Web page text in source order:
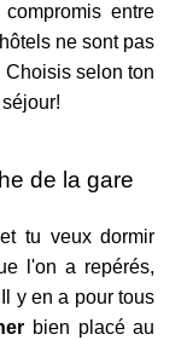
entre
ne sont pas
Choisis selon ton
de la gare
tu veux dormir
l'on a repérés,
y en a pour tous
bien placé au